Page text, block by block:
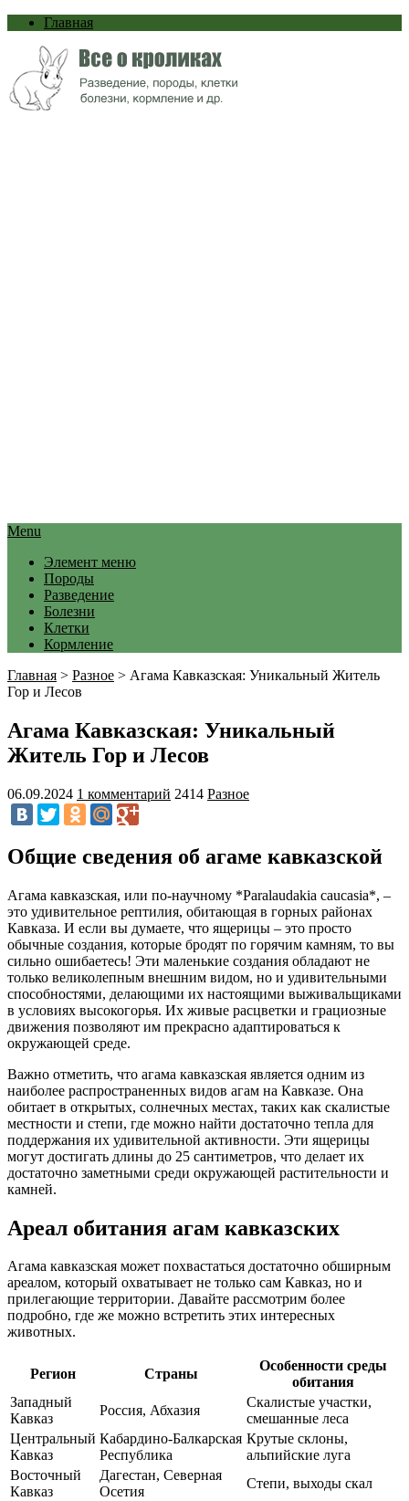
Главная
Menu
Элемент меню
Породы
Разведение
Болезни
Клетки
Кормление
Главная > Разное > Агама Кавказская: Уникальный Житель
Гор и Лесов
Агама Кавказская: Уникальный
Житель Гор и Лесов
06.09.2024 1 комментарий 2414 Разное
Общие сведения об агаме кавказской
Агама кавказская, или по-научному *Paralaudakia caucasia*, –
это удивительное рептилия, обитающая в горных районах
Кавказа. И если вы думаете, что ящерицы – это просто
обычные создания, которые бродят по горячим камням, то вы
сильно ошибаетесь! Эти маленькие создания обладают не
только великолепным внешним видом, но и удивительными
способностями, делающими их настоящими выживальщиками
в условиях высокогорья. Их живые расцветки и грациозные
движения позволяют им прекрасно адаптироваться к
окружающей среде.
Важно отметить, что агама кавказская является одним из
наиболее распространенных видов агам на Кавказе. Она
обитает в открытых, солнечных местах, таких как скалистые
местности и степи, где можно найти достаточно тепла для
поддержания их удивительной активности. Эти ящерицы
могут достигать длины до 25 сантиметров, что делает их
достаточно заметными среди окружающей растительности и
камней.
Ареал обитания агам кавказских
Агама кавказская может похвастаться достаточно обширным
ареалом, который охватывает не только сам Кавказ, но и
прилегающие территории. Давайте рассмотрим более
подробно, где же можно встретить этих интересных
животных.
Регион Страны
Особенности среды
обитания
Западный
Кавказ
Россия, Абхазия
Скалистые участки,
смешанные леса
Центральный
Кавказ
Кабардино-Балкарская
Республика
Крутые склоны,
альпийские луга
Восточный
Кавказ
Дагестан, Северная
Осетия
Степи, выходы скал